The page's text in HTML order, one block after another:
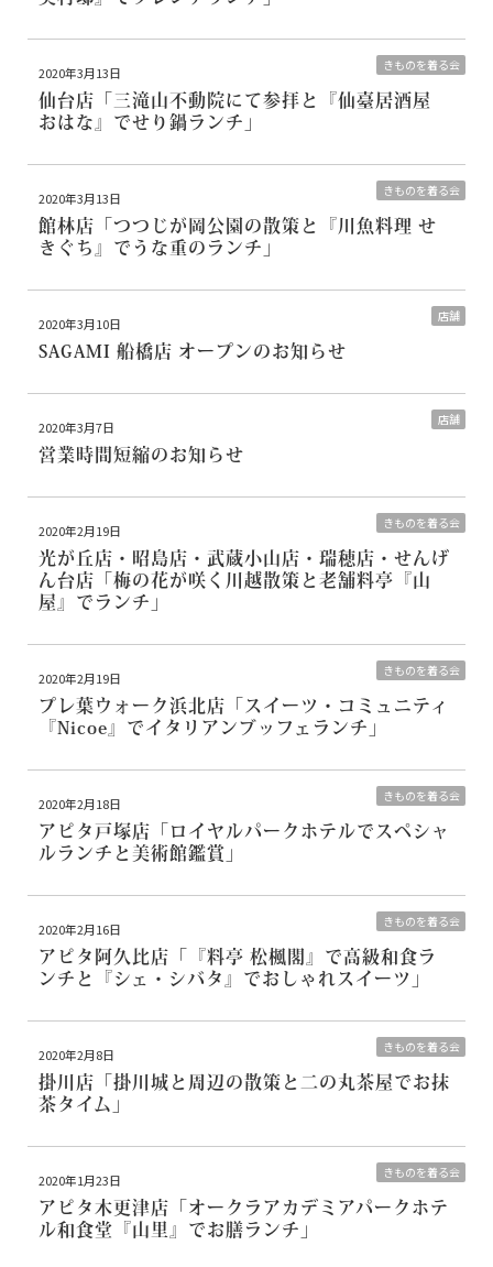
きものを着る会
2020年3月13日
仙台店 「三滝山不動院にて参拝と『仙臺居酒屋
おはな』でせり鍋ランチ」
きものを着る会
2020年3月13日
館林店 「つつじが岡公園の散策と『川魚料理 せ
きぐち』でうな重のランチ」
店舗
2020年3月10日
SAGAMI 船橋店 オープンのお知らせ
店舗
2020年3月7日
営業時間短縮のお知らせ
きものを着る会
2020年2月19日
光が丘店・昭島店・武蔵小山店・瑞穂店・せんげ
ん台店 「梅の花が咲く川越散策と老舗料亭『山
屋』でランチ」
きものを着る会
2020年2月19日
プレ葉ウォーク浜北店 「スイーツ・コミュニティ
『Nicoe』でイタリアンブッフェランチ」
きものを着る会
2020年2月18日
アピタ戸塚店 「ロイヤルパークホテルでスペシャ
ルランチと美術館鑑賞」
きものを着る会
2020年2月16日
アピタ阿久比店 「『料亭 松楓閣』で高級和食ラ
ンチと『シェ・シバタ』でおしゃれスイーツ」
きものを着る会
2020年2月8日
掛川店 「掛川城と周辺の散策と二の丸茶屋でお抹
茶タイム」
きものを着る会
2020年1月23日
アピタ木更津店 「オークラアカデミアパークホテ
ル和食堂『山里』でお膳ランチ」